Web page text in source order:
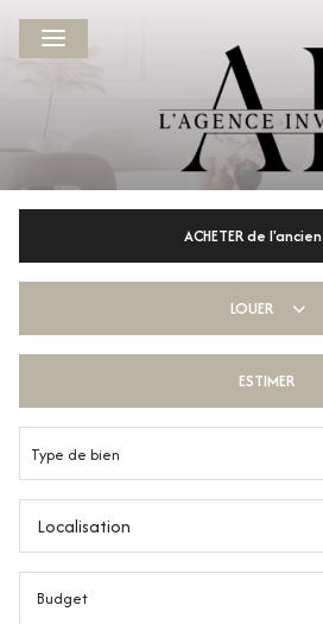
ACHETERde l'ancien
De l'immo pro
LOUER
De l'immo pro
ESTIMER
Type de bien
Localisation
Budget